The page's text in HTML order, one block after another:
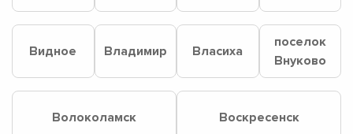
Видное Владимир Власиха
поселок
Внуково
Волоколамск Воскресенск